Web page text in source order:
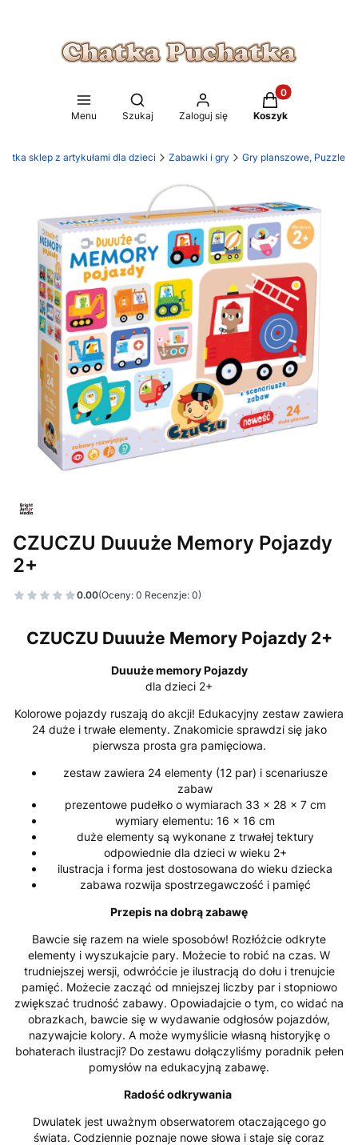
Menu
Otwórz wyszukiwarkę
Szukaj Zaloguj się
Produkty w
Koszyk
sklep z artykułami dla dzieci Zabawki i gry Gry planszowe, Puzzle
CZUCZU Duuuże Memory Pojazdy
2+
0.00(Oceny: 0 Recenzje: 0)
CZUCZU Duuuże Memory Pojazdy 2+
Duuuże memory Pojazdy
dla dzieci 2+
Kolorowe pojazdy ruszają do akcji! Edukacyjny zestaw zawiera
24 duże i trwałe elementy. Znakomicie sprawdzi się jako
pierwsza prosta gra pamięciowa.
zestaw zawiera 24 elementy (12 par) i scenariusze
zabaw
prezentowe pudełko o wymiarach 33 x 28 x 7 cm
wymiary elementu: 16 x 16 cm
duże elementy są wykonane z trwałej tektury
odpowiednie dla dzieci w wieku 2+
ilustracja i forma jest dostosowana do wieku dziecka
zabawa rozwija spostrzegawczość i pamięć
Przepis na dobrą zabawę
Bawcie się razem na wiele sposobów! Rozłóżcie odkryte
elementy i wyszukajcie pary. Możecie to robić na czas. W
trudniejszej wersji, odwróćcie je ilustracją do dołu i trenujcie
pamięć. Możecie zacząć od mniejszej liczby par i stopniowo
zwiększać trudność zabawy. Opowiadajcie o tym, co widać na
obrazkach, bawcie się w wydawanie odgłosów pojazdów,
nazywajcie kolory. A może wymyślicie własną historyjkę o
bohaterach ilustracji? Do zestawu dołączyliśmy poradnik pełen
pomysłów na edukacyjną zabawę.
Radość odkrywania
Dwulatek jest uważnym obserwatorem otaczającego go
świata. Codziennie poznaje nowe słowa i staje się coraz